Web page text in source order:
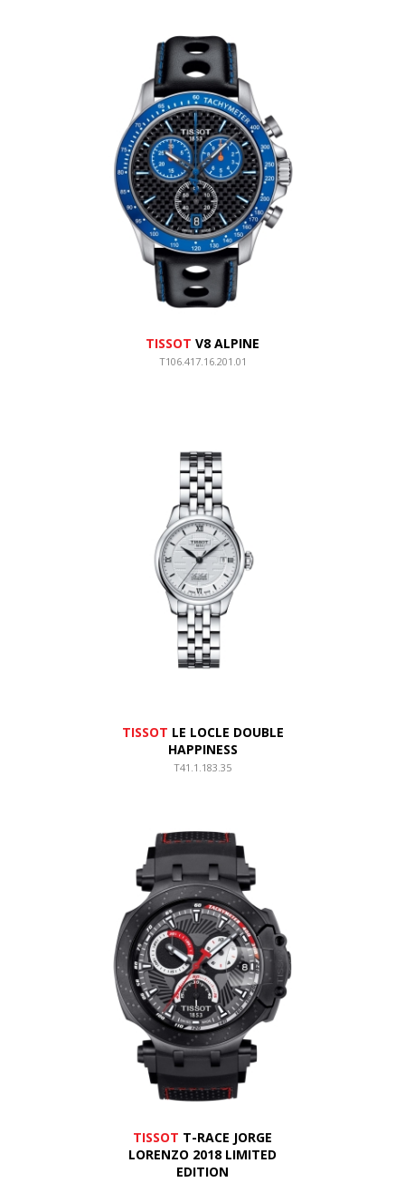
TISSOT V8 ALPINE
T106.417.16.201.01
TISSOT LE LOCLE DOUBLE
HAPPINESS
T41.1.183.35
TISSOT T-RACE JORGE
LORENZO 2018 LIMITED
EDITION